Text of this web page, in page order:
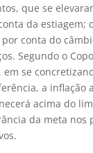
que se
da estiagem;
conta do
Segundo o
se
a inflação
acima do
da meta nos